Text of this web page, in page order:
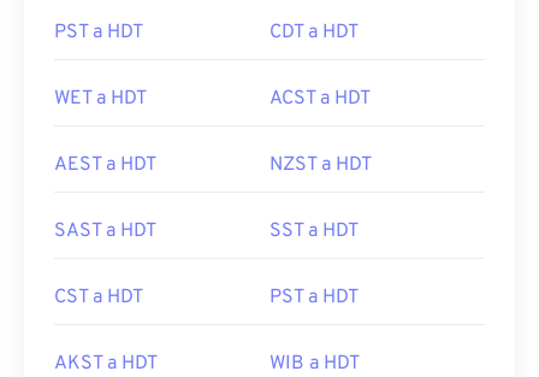
PST a HDT CDT a HDT
WET a HDT ACST a HDT
AEST a HDT NZST a HDT
SAST a HDT SST a HDT
CST a HDT PST a HDT
AKST a HDT WIB a HDT